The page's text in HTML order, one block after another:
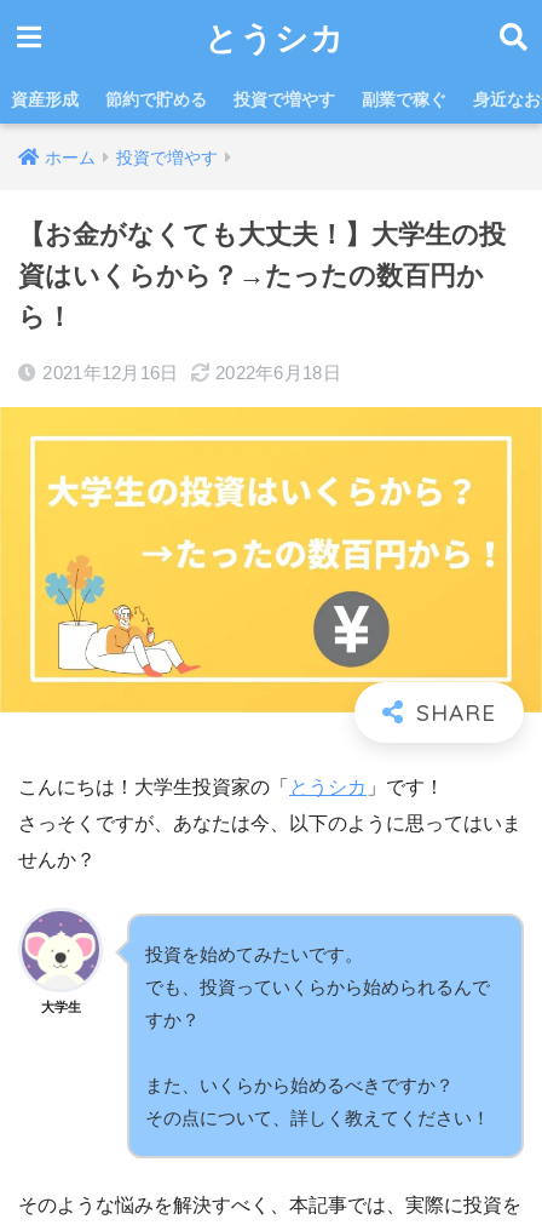
とうシカ
資産形成 節約で貯める 投資で増やす 副業で稼ぐ 身近な
ホーム 投資で増やす
【お金がなくても大丈夫！】大学生の投
資はいくらから？→たったの数百円か
ら！
2021年12月16日 2022年6月18日
こんにちは！大学生投資家の「 とうシカ 」です！
さっそくですが、あなたは今、以下のように思ってはいま
せんか？
大学生
投資を始めてみたいです。
でも、投資っていくらから始められるんで
すか？
また、いくらから始めるべきですか？
その点について、詳しく教えてください！
そのような悩みを解決すべく、本記事では、実際に投資を